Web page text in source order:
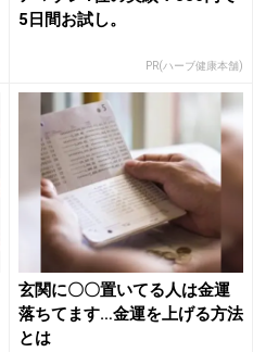
5日間お試し。
PR(ハーブ健康本舗)
玄関に〇〇置いてる人は金運
落ちてます…金運を上げる方法
とは